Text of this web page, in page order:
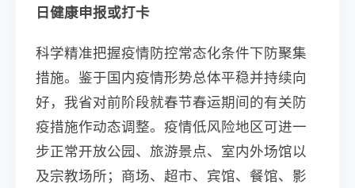
日健康申报或打卡
科学精准把握疫情防控常态化条件下防聚集
措施。鉴于国内疫情形势总体平稳并持续向
好，我省对前阶段就春节春运期间的有关防
疫措施作动态调整。疫情低风险地区可进一
步正常开放公园、旅游景点、室内外场馆以
及宗教场所；商场、超市、宾馆、餐馆、影